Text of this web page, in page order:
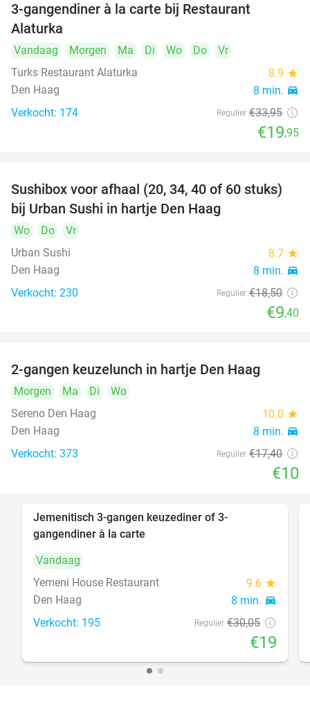
3-gangendiner à la carte bij Restaurant
Alaturka
Vandaag Morgen Ma Di Wo Do
Vr
Turks Restaurant Alaturka
8.9 star
Den Haag 8 min. directions_car
Verkocht: 174 Regulier €33,95
€19,95
49%
Sushibox voor afhaal (20, 34, 40 of 60 stuks)
bij Urban Sushi in hartje Den Haag
Wo Do
Vr
Urban Sushi
8.7 star
Den Haag 8 min. directions_car
Verkocht: 230 Regulier €18,50
€9,40
2-gangen keuzelunch in hartje Den Haag
Morgen Ma Di
Wo
Sereno Den Haag
10.0 star
Den Haag 8 min. directions_car
Verkocht: 373 Regulier €17,40
€10
Jemenitisch 3-gangen keuzediner of 3-
gangendiner à la carte
Vandaag
Yemeni House Restaurant
9.6 star
Den Haag 8 min. directions_car
Verkocht: 195 Regulier €30,05
€19